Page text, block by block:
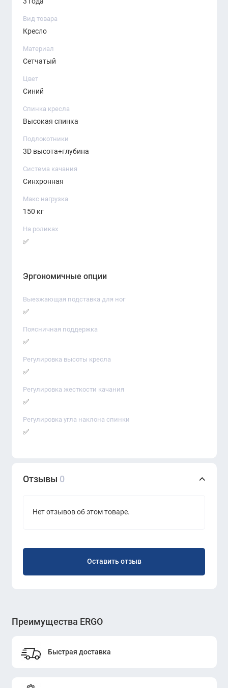
Вид товара
Кресло
Материал
Сетчатый
Цвет
Синий
Спинка кресла
Высокая спинка
Подлокотники
3D высота+глубина
Система качания
Синхронная
Макс нагрузка
150 кг
На роликах
✅
Эргономичные опции
Выезжающая подставка для ног
✅
Поясничная поддержка
✅
Регулировка высоты кресла
✅
Регулировка жесткости качания
✅
Регулировка угла наклона спинки
✅
Отзывы 0
Нет отзывов об этом товаре.
Оставить отзыв
Преимущества ERGO
Быстрая доставка